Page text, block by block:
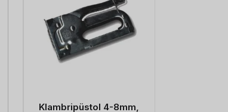
Klambripüstol 4-8mm,